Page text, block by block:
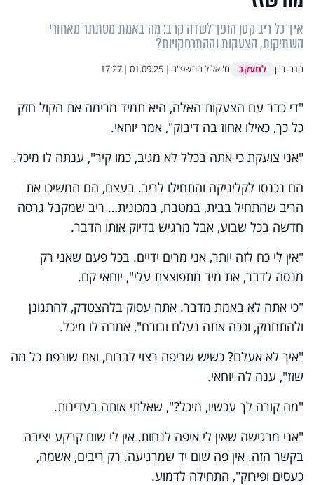
איך כל ריב קטן הופך לשדה קרב: מה באמת מסתתר מאחורי
השתיקות, הצעקות וההתרחקויות?
חנה דיין למעקב ח' אלול התשפ"ה |
01.09.25
|
17:27
"די כבר עם הצעקות האלה, היא תמיד מרימה את הקול חזק
כל כך, כאילו אחוז בה דיבוק", אמר יוחאי.
"אני צועקת כי אתה בכלל לא מגיב, כמו קיר", ענתה לו מיכל.
הם נכנסו לקליניקה והתחילו לריב. בעצם, הם המשיכו את
הריב שהתחיל בבית, במטבח, במכונית… ריב שמקבל גרסה
חדשה בכל שבוע, אבל מרגיש בדיוק אותו הדבר.
"אין לי כח לזה יותר, אני מרים ידיים. בכל פעם שאני רק
מנסה לדבר, את מיד מתפוצצת עלי", יוחאי קם.
"כי אתה לא באמת מדבר. אתה עסוק בלהצטדק, להתגונן
ולהתחמק, וככה אתה נעלם ובורח", אמרה לו מיכל.
"איך לא אעלם? כשיש שריפה רצוי לברוח, ואת שורפת כל מה
שזז", ענה לה יוחאי.
"מה קורה לך עכשיו, מיכל?", שאלתי אותה בעדינות.
"אני מרגישה שאין לי איפה לנחות, אין לי שום קרקע יציבה
בקשר הזה. אין פה שום יד שמרגיעה. רק ריבים, אשמה,
כעסים ופירוק", התחילה לדמוע.